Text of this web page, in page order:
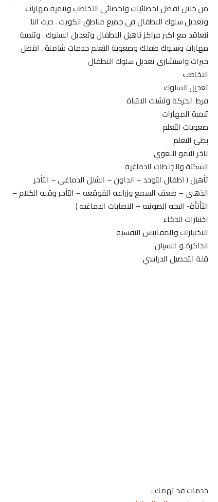
من خلال افضل اخصائيات واخصائى التخاطب وتنمية مهارات
وتعديل سلوك الاطفال فى جميع مناطق الكويت . حيث اننا
نتعاقد مع اكبر مراكز تاهيل الاطفال وتعديل السلوك . وتنمية
مهارات وسلوك طفلك وصعوبة التعلم خدمات شاملة . افضل
خبرات واستشارى تعديل سلوك الاطفال
التخاطب
تعديل السلوك
فرط الحركة وتشتت الانتباة
تنمية المهارات
صعوبات التعلم
بطئ التعلم
تاخر النمو اللغوي
السكتة والجلطات الدماغية
تأهيل ( اطفال التوحد – الداون – الشلل الدماغى – التأخر
الذهنى – ضعف السمع وزراعه القوقعه – التأخر وقله الكلام –
التأتأة- البحه الصوتيه – الاصابات الدماغيه )
اختبارات الذكاء
الاختبارات والمقاييس النفسية
الذاكرة و النسيان
قلة التحصيل الدراسي
خدمات قد تهمك :